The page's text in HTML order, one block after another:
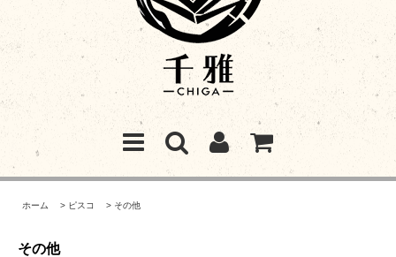
ホーム > ピスコ > その他
その他